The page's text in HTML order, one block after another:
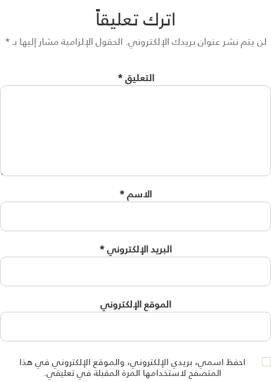
اترك تعليقاً
يتم نشر عنوان بريدك الإلكتروني. الحقول الإلزامية مشار إليها بـ*
التعليق*
الاسم*
البريد الإلكتروني*
الموقع الإلكتروني
احفظ اسمي، بريدي الإلكتروني، والموقع الإلكتروني في هذا
المتصفح لاستخدامها المرة المقبلة في تعليقي.